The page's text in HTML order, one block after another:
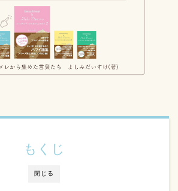
閉じる
もくじ